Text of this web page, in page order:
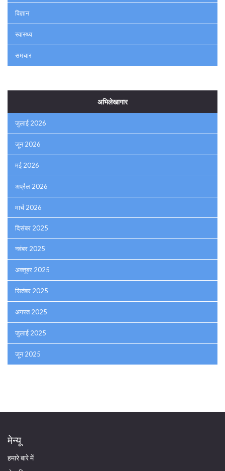
विज्ञान
स्वास्थ्य
समचार
अभिलेखागार
जुलाई 2026
जून 2026
मई 2026
अप्रैल 2026
मार्च 2026
दिसंबर 2025
नवंबर 2025
अक्तूबर 2025
सितंबर 2025
अगस्त 2025
जुलाई 2025
जून 2025
मेन्यू
हमारे बारे में